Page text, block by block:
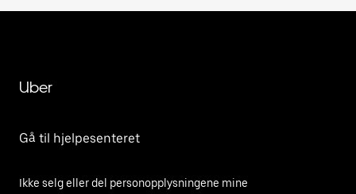
Uber
Gå til hjelpesenteret
Ikke selg eller del personopplysningene mine